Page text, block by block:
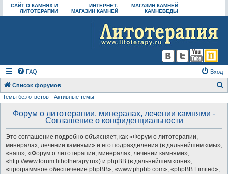
САЙТ О КАМНЯХ И
ЛИТОТЕРАПИИ
ИНТЕРНЕТ-
МАГАЗИН КАМНЕЙ
МАГАЗИН КАМНЕЙ
КАМНЕВЕДЫ
FAQ Вход
Список форумов
Темы без ответов Активные темы
Форум о литотерапии, минералах, лечении камнями -
Соглашение о конфиденциальности
Это соглашение подробно объясняет, как «Форум о литотерапии,
минералах, лечении камнями» и его подразделения (в дальнейшем «мы»,
«наш», «Форум о литотерапии, минералах, лечении камнями»,
«http://www.forum.lithotherapy.ru») и phpBB (в дальнейшем «они»,
«программное обеспечение phpBB», «www.phpbb.com», «phpBB Limited»,